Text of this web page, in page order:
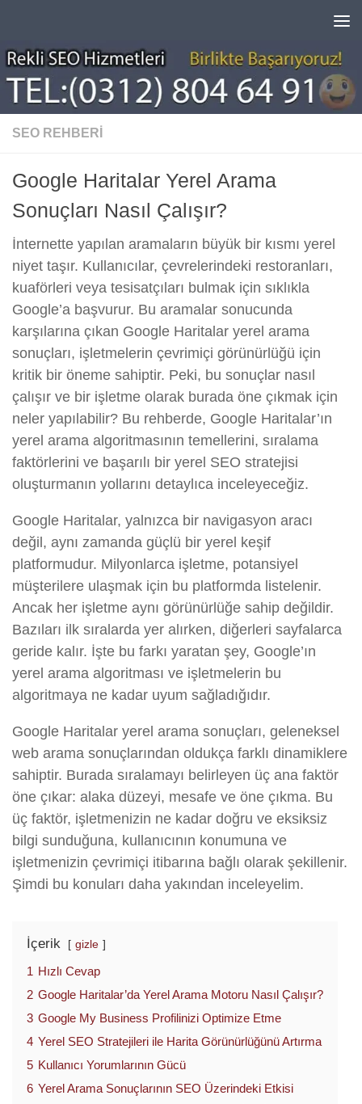
SEO REHBERI
Google Haritalar Yerel Arama
Sonuçları Nasıl Çalışır?
İnternette yapılan aramaların büyük bir kısmı yerel
niyet taşır. Kullanıcılar, çevrelerindeki restoranları,
kuaförleri veya tesisatçıları bulmak için sıklıkla
Google’a başvurur. Bu aramalar sonucunda
karşılarına çıkan Google Haritalar yerel arama
sonuçları, işletmelerin çevrimiçi görünürlüğü için
kritik bir öneme sahiptir. Peki, bu sonuçlar nasıl
çalışır ve bir işletme olarak burada öne çıkmak için
neler yapılabilir? Bu rehberde, Google Haritalar’ın
yerel arama algoritmasının temellerini, sıralama
faktörlerini ve başarılı bir yerel SEO stratejisi
oluşturmanın yollarını detaylıca inceleyeceğiz.
Google Haritalar, yalnızca bir navigasyon aracı
değil, aynı zamanda güçlü bir yerel keşif
platformudur. Milyonlarca işletme, potansiyel
müşterilere ulaşmak için bu platformda listelenir.
Ancak her işletme aynı görünürlüğe sahip değildir.
Bazıları ilk sıralarda yer alırken, diğerleri sayfalarca
geride kalır. İşte bu farkı yaratan şey, Google’ın
yerel arama algoritması ve işletmelerin bu
algoritmaya ne kadar uyum sağladığıdır.
Google Haritalar yerel arama sonuçları, geleneksel
web arama sonuçlarından oldukça farklı dinamiklere
sahiptir. Burada sıralamayı belirleyen üç ana faktör
öne çıkar: alaka düzeyi, mesafe ve öne çıkma. Bu
üç faktör, işletmenizin ne kadar doğru ve eksiksiz
bilgi sunduğuna, kullanıcının konumuna ve
işletmenizin çevrimiçi itibarına bağlı olarak şekillenir.
Şimdi bu konuları daha yakından inceleyelim.
İçerik gizle
1 Hızlı Cevap
2 Google Haritalar’da Yerel Arama Motoru Nasıl Çalışır?
3 Google My Business Profilinizi Optimize Etme
4 Yerel SEO Stratejileri ile Harita Görünürlüğünü Artırma
5 Kullanıcı Yorumlarının Gücü
6 Yerel Arama Sonuçlarının SEO Üzerindeki Etkisi